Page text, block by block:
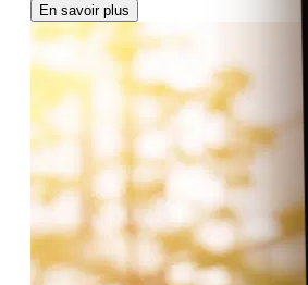
En savoir plus